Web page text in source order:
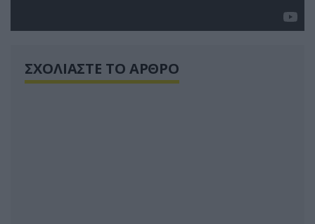
ΣΧΟΛΙΑΣΤΕ ΤΟ ΑΡΘΡΟ